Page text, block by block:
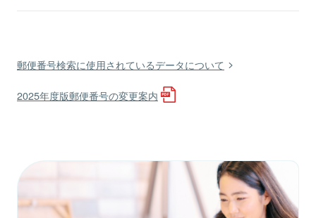
郵便番号検索に使用されているデータについて
2025年度版郵便番号の変更案内